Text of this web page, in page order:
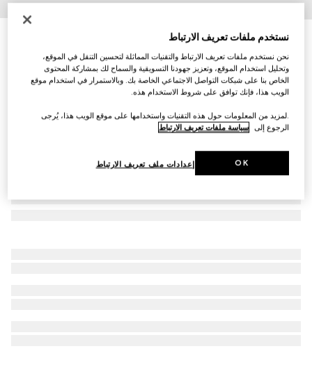
صحن الحلوى بنقش هيرباريوم، طقم مزدوج
تنويعاتهيرباريوم أخضر
نستخدم ملفات تعريف الارتباط
نحن نستخدم ملفات تعريف الارتباط والتقنيات المماثلة لتحسين التنقل في الموقع،
وتحليل استخدام الموقع، وتعزيز جهودنا التسويقية والسماح لك بمشاركة المحتوى
الخاص بنا على شبكات التواصل الاجتماعي الخاصة بك. وبالاستمرار في استخدام موقع
الويب هذا، فإنك توافق على شروط الاستخدام هذه.
.لمزيد من المعلومات حول هذه التقنيات واستخدامها على موقع الويب هذا، يُرجى
الرجوع إلى سياسة ملفات تعريف الارتباط
إعدادات ملف تعريف الارتباط OK